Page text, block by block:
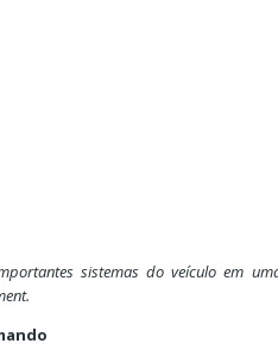
sistemas do veículo em